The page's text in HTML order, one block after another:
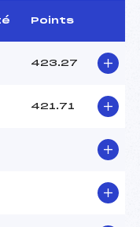
Points
423.27
421.71